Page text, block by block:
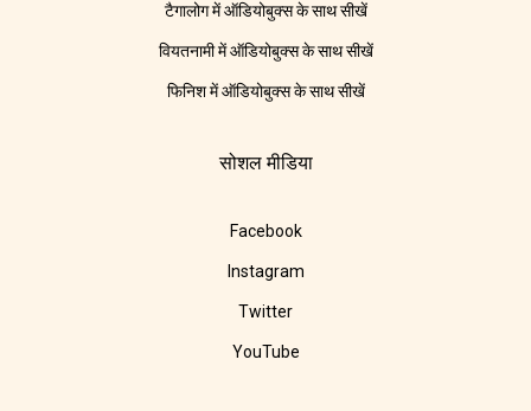
टैगालोग में ऑडियोबुक्स के साथ सीखें
वियतनामी में ऑडियोबुक्स के साथ सीखें
फिनिश में ऑडियोबुक्स के साथ सीखें
सोशल मीडिया
Facebook
Instagram
Twitter
YouTube